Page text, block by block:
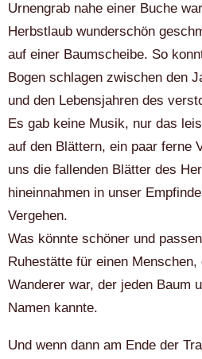
Urnengrab nahe einer Buche
Herbstlaub wunderschön
auf einer Baumscheibe. So
Bogen schlagen zwischen den
und den Lebensjahren des
Es gab keine Musik, nur das
auf den Blättern, ein paar ferne
uns die fallenden Blätter des
hineinnahmen in unser
Vergehen.
Was könnte schöner und
Ruhestätte für einen
Wanderer war, der jeden Baum
Namen kannte.
Und wenn dann am Ende der